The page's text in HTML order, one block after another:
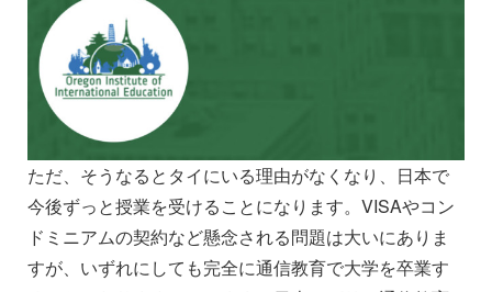
ただ、そうなるとタイにいる理由がなくなり、日本で
今後ずっと授業を受けることになります。VISAやコン
ドミニアムの契約など懸念される問題は大いにありま
すが、いずれにしても完全に通信教育で大学を卒業す